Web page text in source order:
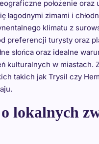
położenie oraz
zimami i
klimatu z
preferencji turysty oraz
słońca oraz idealne
w miastach.
takich jak Trysil czy
lokalnych